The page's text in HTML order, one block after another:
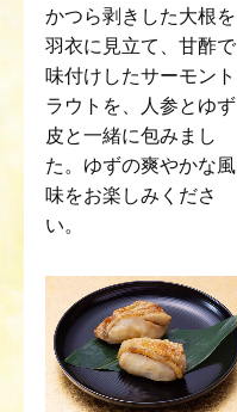
かつら剥きした大根を
羽衣に見立て、甘酢で
味付けしたサーモント
ラウトを、人参とゆず
皮と一緒に包みまし
た。ゆずの爽やかな風
味をお楽しみくださ
い。